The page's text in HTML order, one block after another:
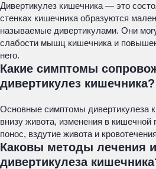
Дивертикулез кишечника — это
стенках кишечника образуются
называемые дивертикулами. Они
слабости мышц кишечника и
него.
Какие симптомы
дивертикулез кишечника?
Основные симптомы дивертикулеза
внизу живота, изменения в кишечной
понос, вздутие живота и
Каковы методы лечения
дивертикулеза